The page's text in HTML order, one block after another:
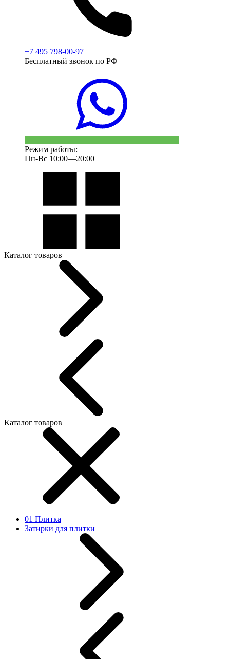
+7 495 798-00-97
Бесплатный звонок по РФ
Режим работы:
Пн-Вс 10:00—20:00
Каталог товаров
Каталог товаров
01 Плитка
Затирки для плитки